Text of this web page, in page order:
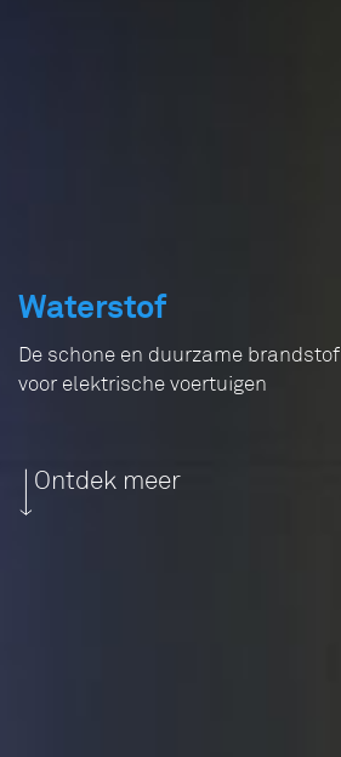
Waterstof
De schone en duurzame brandstof
voor elektrische voertuigen
Ontdek meer